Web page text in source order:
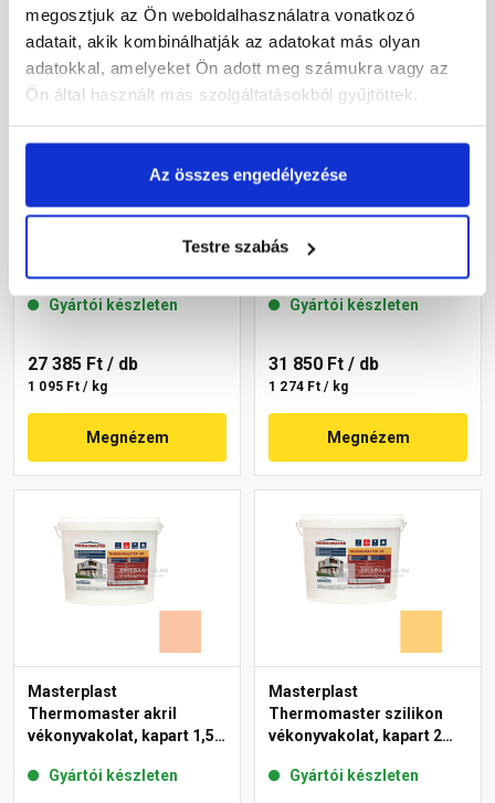
megosztjuk az Ön weboldalhasználatra vonatkozó
adatait, akik kombinálhatják az adatokat más olyan
adatokkal, amelyeket Ön adott meg számukra vagy az
Ön által használt más szolgáltatásokból gyűjtöttek.
Az összes engedélyezése
Testre szabás
Masterplast
16-C 25 kg
Gyártói készleten
27 385 Ft / db
1 095 Ft / kg
Megnézem
Masterplast
Thermomaster akril
07-C 25 kg
Gyártói készleten
31 850 Ft / db
1 274 Ft / kg
Megnézem
Masterplast
Thermomaster akril
vékonyvakolat, kapart 1,5
Gyártói készleten
Masterplast
Thermomaster szilikon
vékonyvakolat, kapart 2
Gyártói készleten